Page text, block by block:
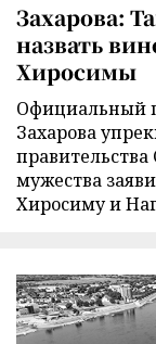
Захарова:
назвать
Хиросимы
Официальный
Захарова
правительства
мужества
Хиросиму и